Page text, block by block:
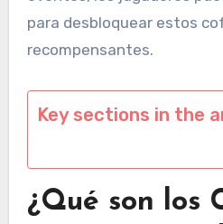
para desbloquear estos
recompensantes.
Key sections in the
¿Qué son los